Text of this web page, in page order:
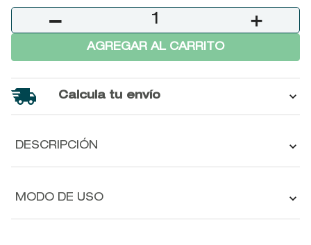
＋
－
AGREGAR AL CARRITO
Calcula tu envío
DESCRIPCIÓN
MODO DE USO